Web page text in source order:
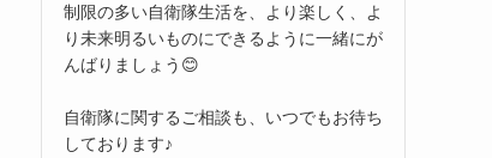
制限の多い自衛隊生活を、より楽しく、よ
り未来明るいものにできるように一緒にが
んばりましょう😊
自衛隊に関するご相談も、いつでもお待ち
しております♪